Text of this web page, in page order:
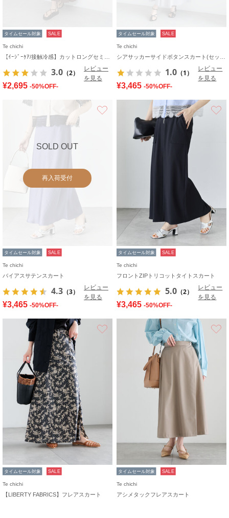
タイムセール対象 SALE
Te chichi
3.0 （2）
レビュー
を見る
¥2,695 -50%OFF-
タイムセール対象 SALE
Te chichi
1.0 （1）
レビュー
を見る
¥3,465 -50%OFF-
SOLD OUT
再入荷受付
タイムセール対象 SALE
Te chichi
バイアスサテンスカート
4.3 （3）
レビュー
を見る
¥3,465 -50%OFF-
タイムセール対象 SALE
Te chichi
フロントZIPトリコットタイトスカート
5.0 （2）
レビュー
を見る
¥3,465 -50%OFF-
タイムセール対象 SALE
Te chichi
【LIBERTY FABRICS】フレアスカート
タイムセール対象 SALE
Te chichi
アシメタックフレアスカート